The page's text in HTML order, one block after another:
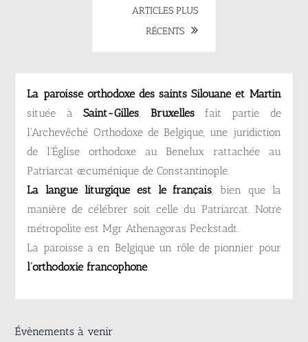
ARTICLES PLUS
RÉCENTS
La paroisse orthodoxe des saints Silouane et Martin
située à Saint-Gilles,Bruxelles fait partie de
l'Archevêché Orthodoxe de Belgique, une juridiction
de l'Église orthodoxe au Benelux rattachée au
Patriarcat œcuménique de Constantinople.
La langue liturgique est le français, bien que la
manière de célébrer soit celle du Patriarcat. Notre
métropolite est Mgr Athenagoras Peckstadt.
La paroisse a en Belgique un rôle de pionnier pour
l’orthodoxie francophone.
Évènements à venir